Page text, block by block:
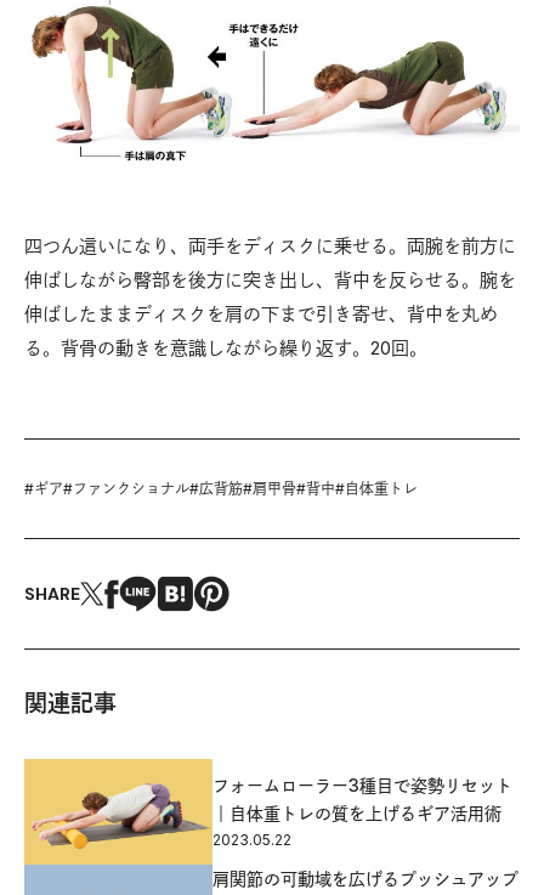
四つん這いになり、両手をディスクに乗せる。両腕を前方に
伸ばしながら臀部を後方に突き出し、背中を反らせる。腕を
伸ばしたままディスクを肩の下まで引き寄せ、背中を丸め
る。背骨の動きを意識しながら繰り返す。20回。
#ギア#ファンクショナル#広背筋#肩甲骨#背中#自体重トレ
SHARE
関連記事
フォームローラー3種目で姿勢リセット
｜自体重トレの質を上げるギア活用術
2023.05.22
肩関節の可動域を広げるプッシュアップ